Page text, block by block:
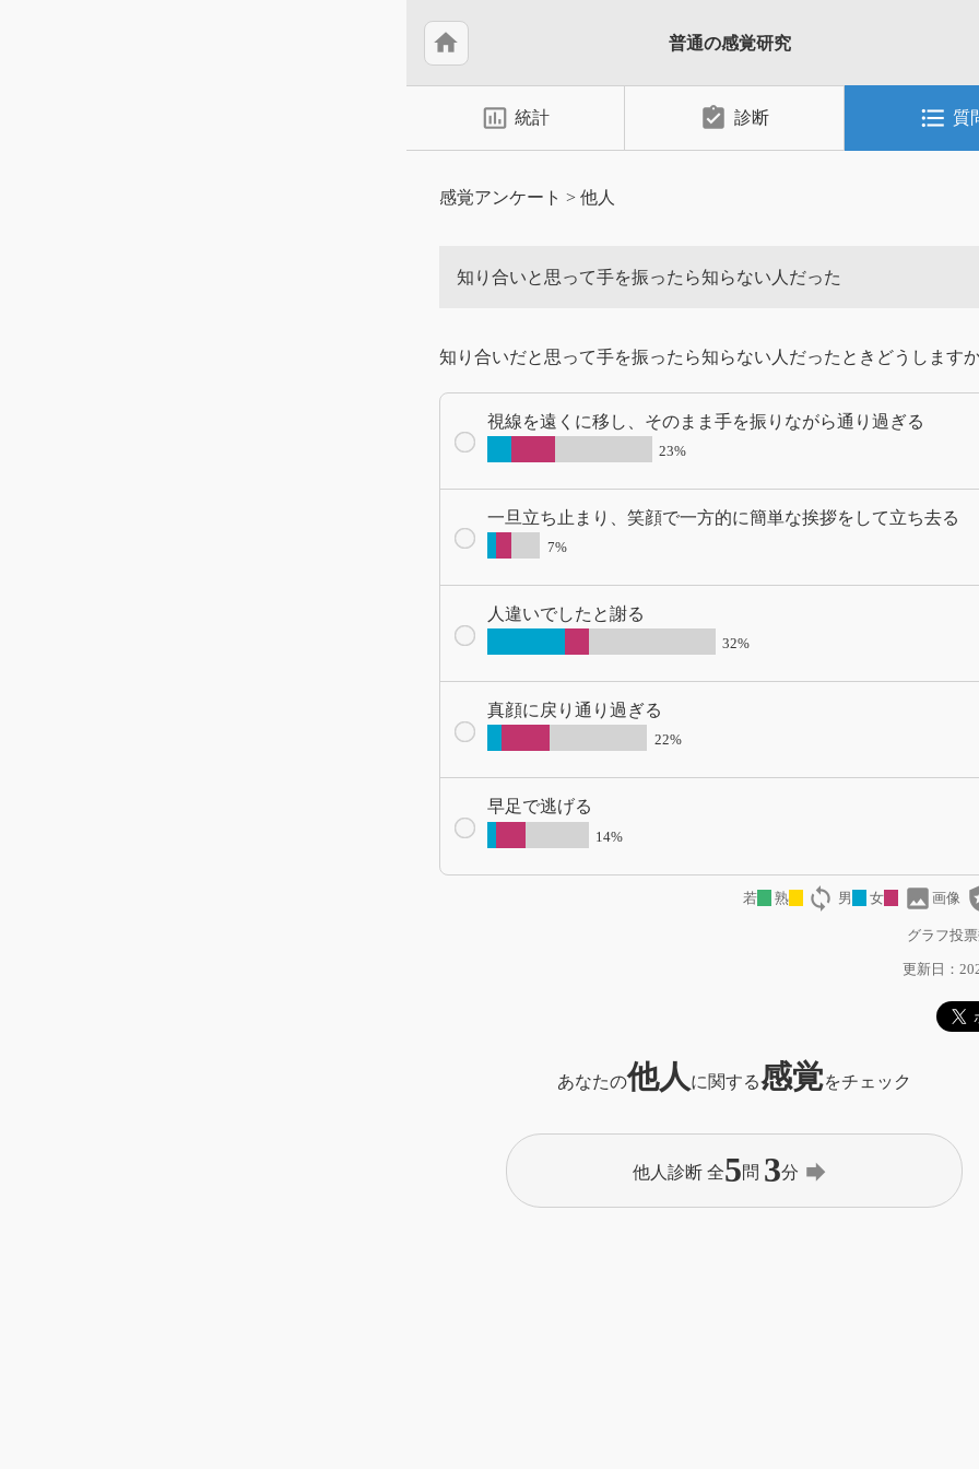
home 普通の感覚研究
insert_chart_outlined 統計 assignment_turned_in 診断 format_list_bulleted 質
感覚アンケート > 他人
知り合いと思って手を振ったら知らない人だった
知り合いだと思って手を振ったら知らない人だったときどうします
視線を遠くに移し、そのまま手を振りながら通り過ぎる
23%
一旦立ち止まり、笑顔で一方的に簡単な挨拶をして立ち去る
7%
人違いでしたと謝る
32%
真顔に戻り通り過ぎる
22%
早足で逃げる
14%
若 熟 loop 男 女 image画像
グラフ投
更新日：
あなたの他人 に関する感覚をチェック
他人診断 全5問 3分 forward